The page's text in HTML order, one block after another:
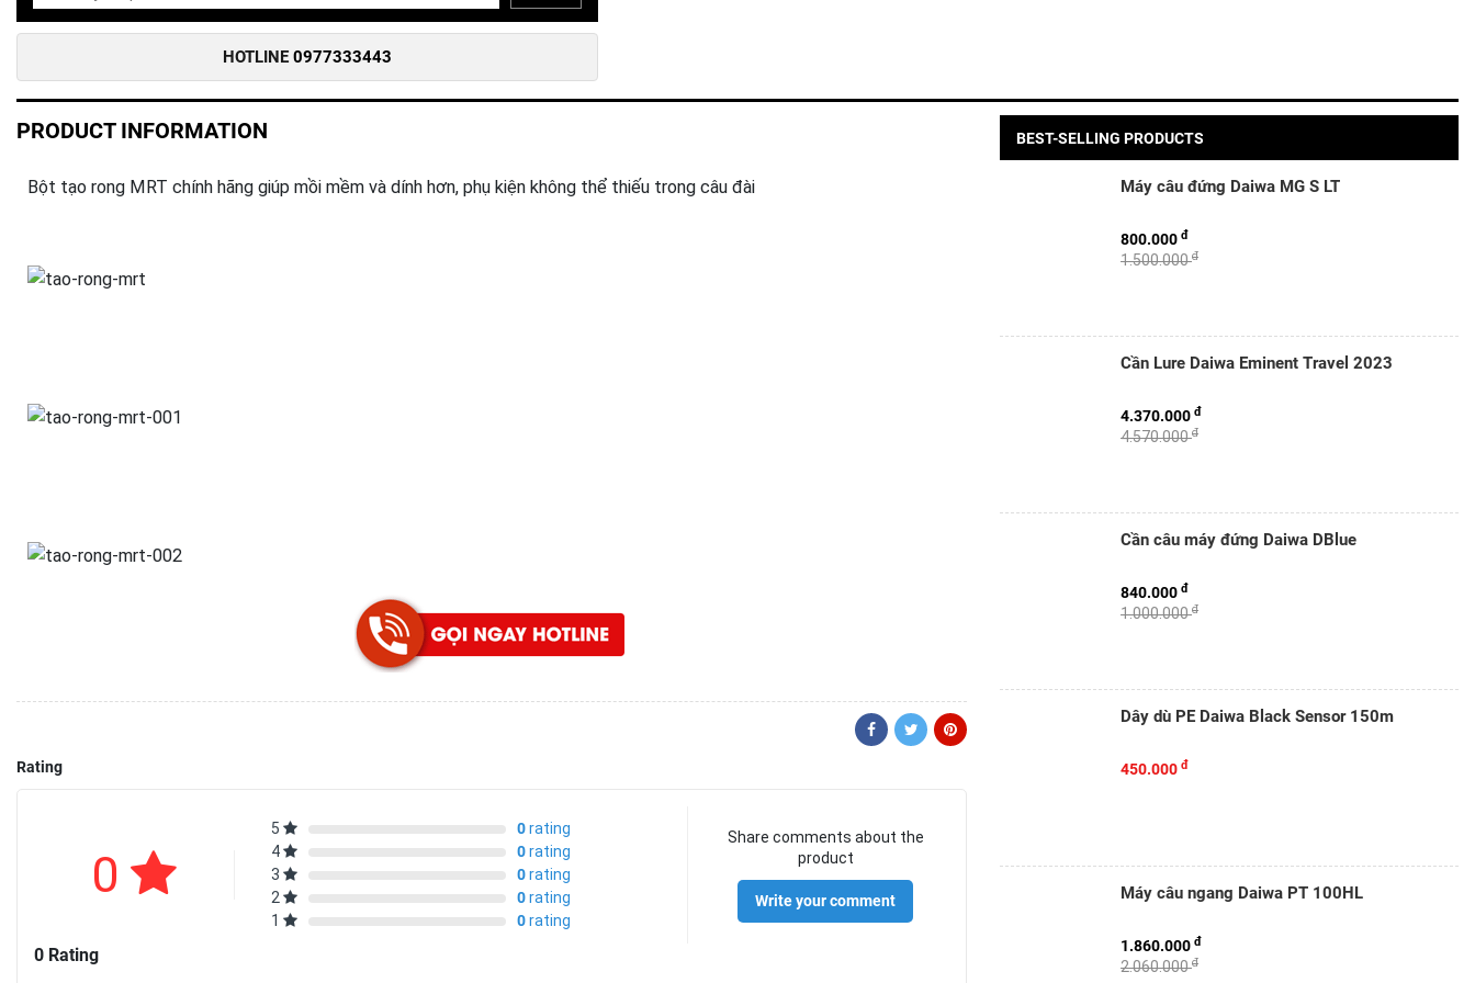
HOTLINE 0977333443
PRODUCT INFORMATION
Bột tạo rong MRT chính hãng giúp mồi mềm và dính hơn, phụ kiện không thể thiếu trong câu đài
Rating
0
5 0rating
4
0rating
3
0rating
2
0rating
1
0rating
Share comments about the
product
Write your comment
0 Rating
BEST-SELLING PRODUCTS
Máy câu đứng Daiwa MG S LT
1.500.000đ
800.000 đ
Cần Lure Daiwa Eminent Travel 2023
4.570.000đ
4.370.000 đ
Cần câu máy đứng Daiwa DBlue
1.000.000đ
840.000 đ
Dây dù PE Daiwa Black Sensor 150m
450.000 đ
Máy câu ngang Daiwa PT 100HL
2.060.000đ
1.860.000 đ